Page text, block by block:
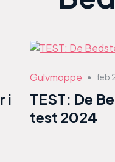
i
Gulvmoppe ● feb
TEST: De
test 2024